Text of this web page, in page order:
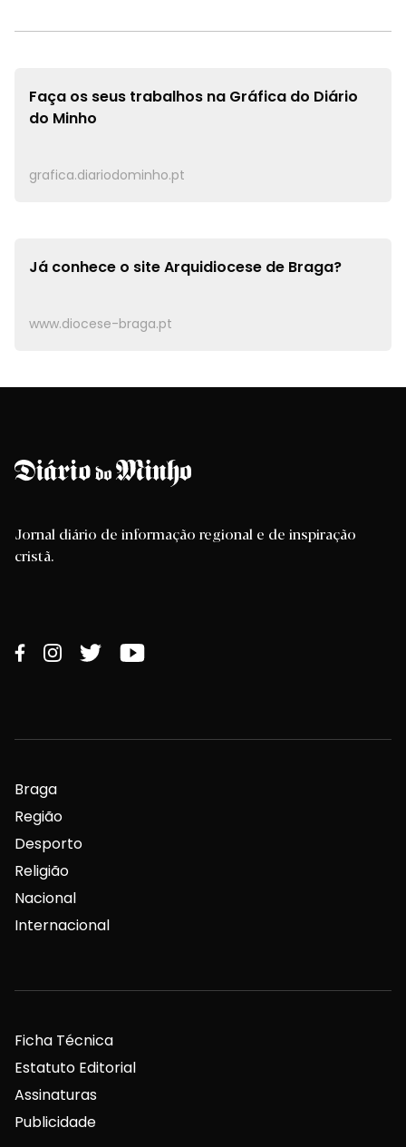
Faça os seus trabalhos na Gráfica do Diário
do Minho
grafica.diariodominho.pt
Já conhece o siteArquidiocese de Braga?
www.diocese-braga.pt
Jornal diário de informação regional e de inspiração
cristã.
Braga
Região
Desporto
Religião
Nacional
Internacional
Ficha Técnica
Estatuto Editorial
Assinaturas
Publicidade